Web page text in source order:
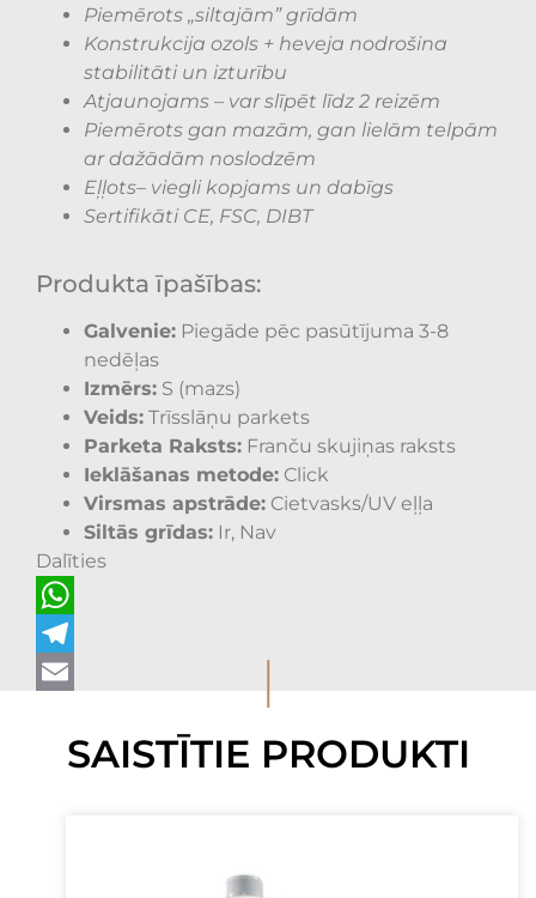
Piemērots „siltajām” grīdām
Konstrukcija ozols + heveja nodrošina
stabilitāti un izturību
Atjaunojams – var slīpēt līdz 2 reizēm
Piemērots gan mazām, gan lielām telpām
ar dažādām noslodzēm
Eļļots– viegli kopjams un dabīgs
Sertifikāti CE, FSC, DIBT
Produkta īpašības:
Galvenie: Piegāde pēc pasūtījuma 3-8
nedēļas
Izmērs: S (mazs)
Veids: Trīsslāņu parkets
Parketa Raksts: Franču skujiņas raksts
Ieklāšanas metode: Click
Virsmas apstrāde: Cietvasks/UV eļļa
Siltās grīdas: Ir, Nav
Dalīties
WhatsApp
Telegram
I
SAISTĪTIE PRODUKTI